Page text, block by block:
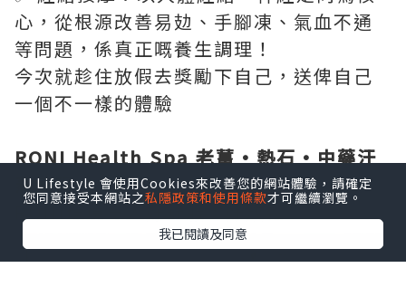
心，從根源改善易攰、手腳凍、氣血不通
等問題，係真正嘅養生調理！
今次就趁住放假去獎勵下自己，送俾自己
一個不一樣的體驗
RONI Health Spa 老薑·熱石·中藥汗
蒸療程
RONI環境令人好舒服，好放鬆。
U Lifestyle 會使用Cookies來改善您的網站體驗，請確定
您同意接受本網站之私隱政策和使用條款才可繼續瀏覽。
我已閱讀及同意